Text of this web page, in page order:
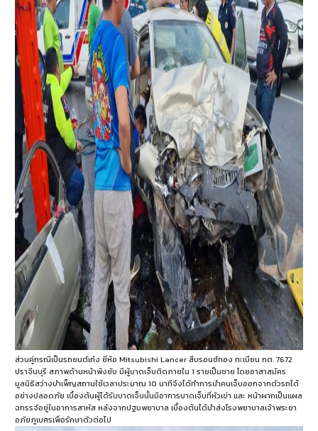
ส่วนคู่กรณีเป็นรถยนต์เก๋ง ยี่ห้อ Mitsubishi Lancer สีบรอนซ์ทอง ทะเบียน กต. 7672
ปราจีนบุรี สภาพด้านหน้าพังยับ มีผู้บาดเจ็บติดภายใน 1 รายเป็นชาย โดยอาสาสมัคร
มูลนิธิสว่างบำเพ็ญสถานใช้เวลาประมาณ 10 นาทีจึงได้ทำการนำคนเจ็บออกจากตัวรถได้
อย่างปลอดภัย เบื้องต้นผู้ได้รับบาดเจ็บนั้นมีอาการบาดเจ็บที่หัวเข่า และ หน้าผากเป็นแผล
ฉกรรจ์อยู่ในอาการสาหัส หลังจากปฐมพยาบาล เบื้องต้นได้นำส่งโรงพยาบาลเจ้าพระยา
อภัยภูเบศรเพื่อรักษาตัวต่อไป